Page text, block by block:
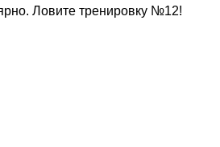
Ловите тренировку №12!